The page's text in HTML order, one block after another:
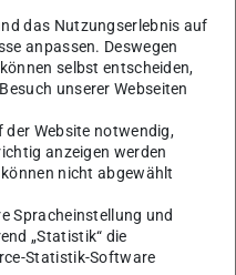
die studentischen
sein.
das Nutzungserlebnis auf
anpassen. Deswegen
selbst entscheiden,
unserer Webseiten
der Website notwendig,
anzeigen werden
nicht abgewählt
Spracheinstellung und
„Statistik“ die
Statistik-Software